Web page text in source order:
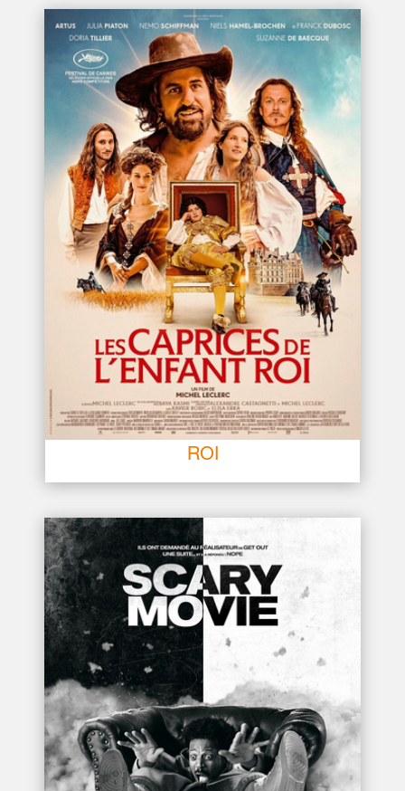
LES CAPRICES DE L’ENFANT
ROI